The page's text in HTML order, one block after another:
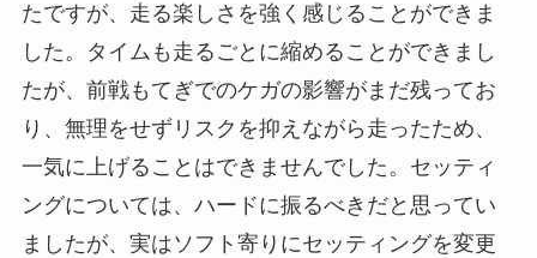
たですが、走る楽しさを強く感じることができま
した。タイムも走るごとに縮めることができまし
たが、前戦もてぎでのケガの影響がまだ残ってお
り、無理をせずリスクを抑えながら走ったため、
一気に上げることはできませんでした。セッティ
ングについては、ハードに振るべきだと思ってい
ましたが、実はソフト寄りにセッティングを変更